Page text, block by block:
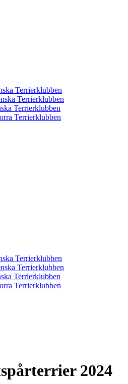
Terrierklubben
Terrierklubben
Terrierklubben
Terrierklubben
Terrierklubben
Terrierklubben
Terrierklubben
Terrierklubben
2024